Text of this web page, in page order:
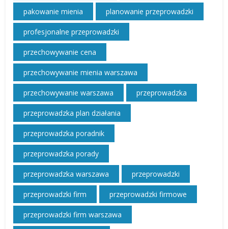
pakowanie mienia planowanie przeprowadzki
profesjonalne przeprowadzki
przechowywanie cena
przechowywanie mienia warszawa
przechowywanie warszawa przeprowadzka
przeprowadzka plan działania
przeprowadzka poradnik
przeprowadzka porady
przeprowadzka warszawa przeprowadzki
przeprowadzki firm przeprowadzki firmowe
przeprowadzki firm warszawa